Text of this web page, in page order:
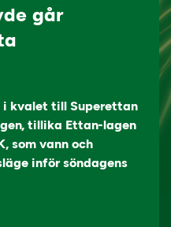
går
kvalet till Superettan
tillika Ettan-lagen
som vann och
inför söndagens